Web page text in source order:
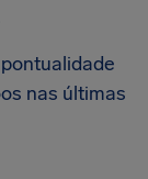
nas últimas